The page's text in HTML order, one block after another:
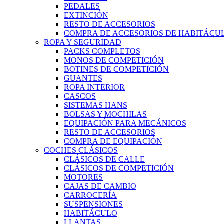
PEDALES
EXTINCIÓN
RESTO DE ACCESORIOS
COMPRA DE ACCESORIOS DE
ROPA Y SEGURIDAD
PACKS COMPLETOS
MONOS DE COMPETICIÓN
BOTINES DE COMPETICIÓN
GUANTES
ROPA INTERIOR
CASCOS
SISTEMAS HANS
BOLSAS Y MOCHILAS
EQUIPACIÓN PARA MECÁNICOS
RESTO DE ACCESORIOS
COMPRA DE EQUIPACIÓN
COCHES CLÁSICOS
CLÁSICOS DE CALLE
CLÁSICOS DE COMPETICIÓN
MOTORES
CAJAS DE CAMBIO
CARROCERÍA
SUSPENSIONES
HABITÁCULO
LLANTAS